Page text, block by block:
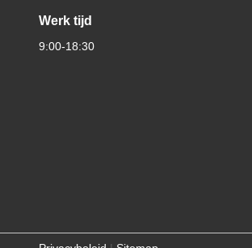
Werk tijd
9:00-18:30